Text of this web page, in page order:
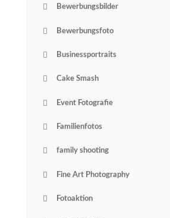
Bewerbungsbilder
Bewerbungsfoto
Businessportraits
Cake Smash
Event Fotografie
Familienfotos
family shooting
Fine Art Photography
Fotoaktion